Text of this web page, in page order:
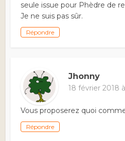
seule issue pour Phèdre de
Je ne suis pas sûr.
Répondre
Jhonny
18 février 2018
Vous proposerez quoi
Répondre